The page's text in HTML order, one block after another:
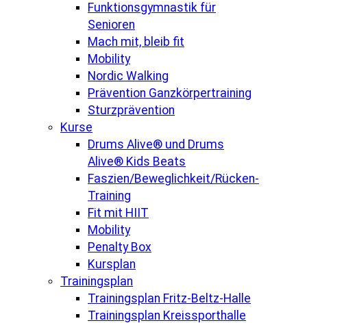
Funktionsgymnastik für
Senioren
Mach mit, bleib fit
Mobility
Nordic Walking
Prävention Ganzkörpertraining
Sturzprävention
Kurse
Drums Alive® und Drums
Alive® Kids Beats
Faszien/Beweglichkeit/Rücken-
Training
Fit mit HIIT
Mobility
Penalty Box
Kursplan
Trainingsplan
Trainingsplan Fritz-Beltz-Halle
Trainingsplan Kreissporthalle